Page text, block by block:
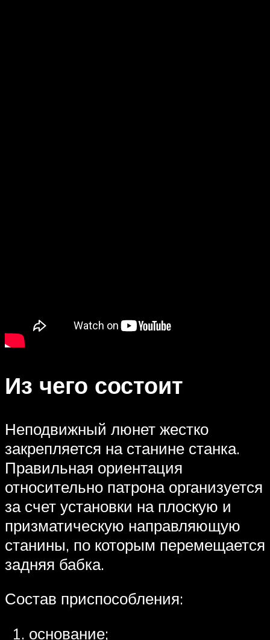
Из чего состоит
Неподвижный люнет жестко
закрепляется на станине станка.
Правильная ориентация
относительно патрона организуется
за счет установки на плоскую и
призматическую направляющую
станины, по которым перемещается
задняя бабка.
Состав приспособления:
основание;